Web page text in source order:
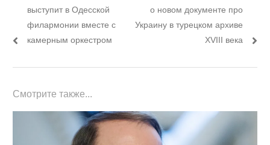
записям
пост:
выступит в Одесской
филармонии вместе с
камерным оркестром
пост:о новом документе про
Украину в турецком архиве
XVIII века
Смотрите также...